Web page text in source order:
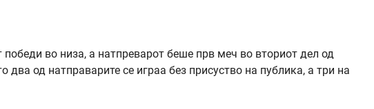
во низа, а натпреварот беше прв меч во вториот дел од
два од натправарите се играа без присуство на публика, а три на